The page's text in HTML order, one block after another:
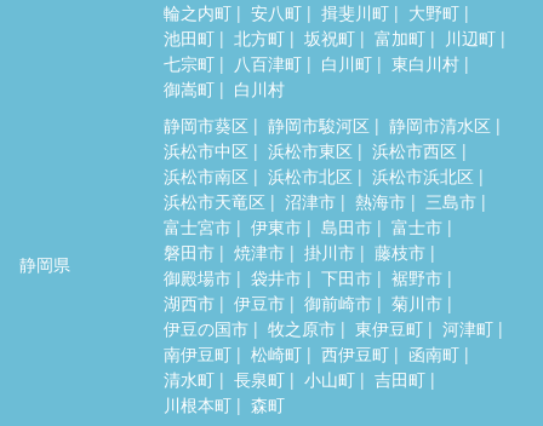
輪之内町
安八町 揖斐川町
大野町
池田町
北方町 坂祝町 富加町
川辺町
七宗町
八百津町 白川町
東白川村
御嵩町
白川村
静岡県
静岡市葵区 静岡市駿河区
静岡市清水区
浜松市中区
浜松市東区
浜松市西区
浜松市南区
浜松市北区
浜松市浜北区
浜松市天竜区
沼津市 熱海市
三島市
富士宮市
伊東市 島田市
富士市
磐田市
焼津市 掛川市
藤枝市
御殿場市
袋井市 下田市
裾野市
湖西市
伊豆市 御前崎市
菊川市
伊豆の国市
牧之原市 東伊豆町
河津町
南伊豆町
松崎町 西伊豆町
函南町
清水町
長泉町 小山町
吉田町
川根本町
森町